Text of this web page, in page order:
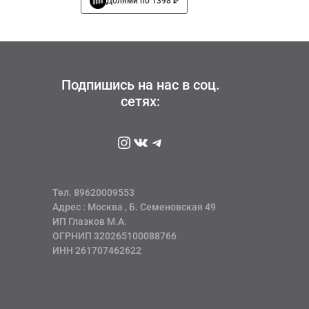
составляла
5592 руб
можно
на
товара.
Подпишись на нас в соц.
сетях:
Instagram
Тел. 89620009553
Адрес : Москва , Б. Семеновская 49
ИП Глазков М.А.
ОГРНИП 320265100088766
ИНН 261707462622